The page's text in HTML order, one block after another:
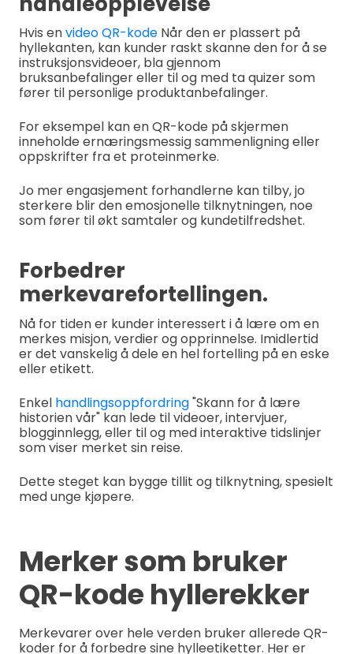
Hvis envideo QR-kode Når den er plassert på
hyllekanten, kan kunder raskt skanne den for å se
instruksjonsvideoer, bla gjennom
bruksanbefalinger eller til og med ta quizer som
fører til personlige produktanbefalinger.
For eksempel kan en QR-kode på skjermen
inneholde ernæringsmessig sammenligning eller
oppskrifter fra et proteinmerke.
Jo mer engasjement forhandlerne kan tilby, jo
sterkere blir den emosjonelle tilknytningen, noe
som fører til økt samtaler og kundetilfredshet.
Forbedrer
merkevarefortellingen.
Nå for tiden er kunder interessert i å lære om en
merkes misjon, verdier og opprinnelse. Imidlertid
er det vanskelig å dele en hel fortelling på en eske
eller etikett.
Enkel handlingsoppfordring"Skann for å lære
historien vår" kan lede til videoer, intervjuer,
blogginnlegg, eller til og med interaktive tidslinjer
som viser merket sin reise.
Dette steget kan bygge tillit og tilknytning, spesielt
med unge kjøpere.
Merker som bruker
QR-kode hyllerekker
Merkevarer over hele verden bruker allerede QR-
koder for å forbedre sine hylleetiketter. Her er